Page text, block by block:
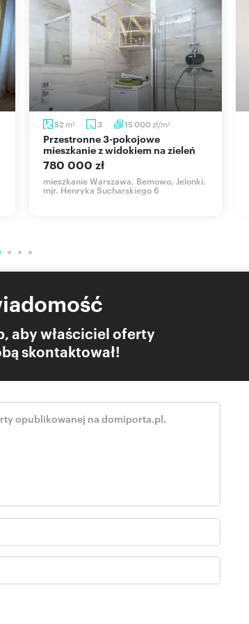
52 m2 3 15 000zł/m2
Przestronne 3-pokojowe
mieszkanie z widokiem na zieleń
780 000 zł
mieszkanie Warszawa, Bemowo, Jelonki,
mjr. Henryka Sucharskiego 6
aby właściciel oferty
skontaktował!